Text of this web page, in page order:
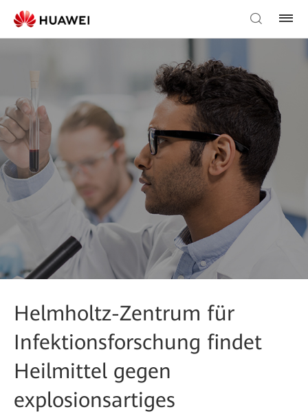
Helmholtz-Zentrum für
Infektionsforschung findet
Heilmittel gegen
explosionsartiges